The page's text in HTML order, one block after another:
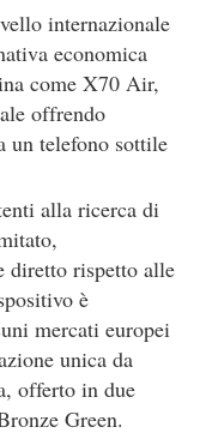
internazionale
economica
come X70 Air,
offrendo
un telefono sottile
alla ricerca di
diretto rispetto alle
è
mercati europei
unica da
offerto in due
Green.